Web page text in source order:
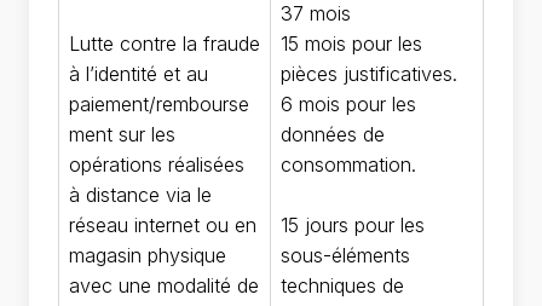
Lutte contre la fraude
à l’identité et au
paiement/rembourse
ment sur les
opérations réalisées
à distance via le
réseau internet ou en
magasin physique
avec une modalité de
37 mois
15 mois pour les
pièces justificatives.
6 mois pour les
données de
consommation.
15 jours pour les
sous-éléments
techniques de